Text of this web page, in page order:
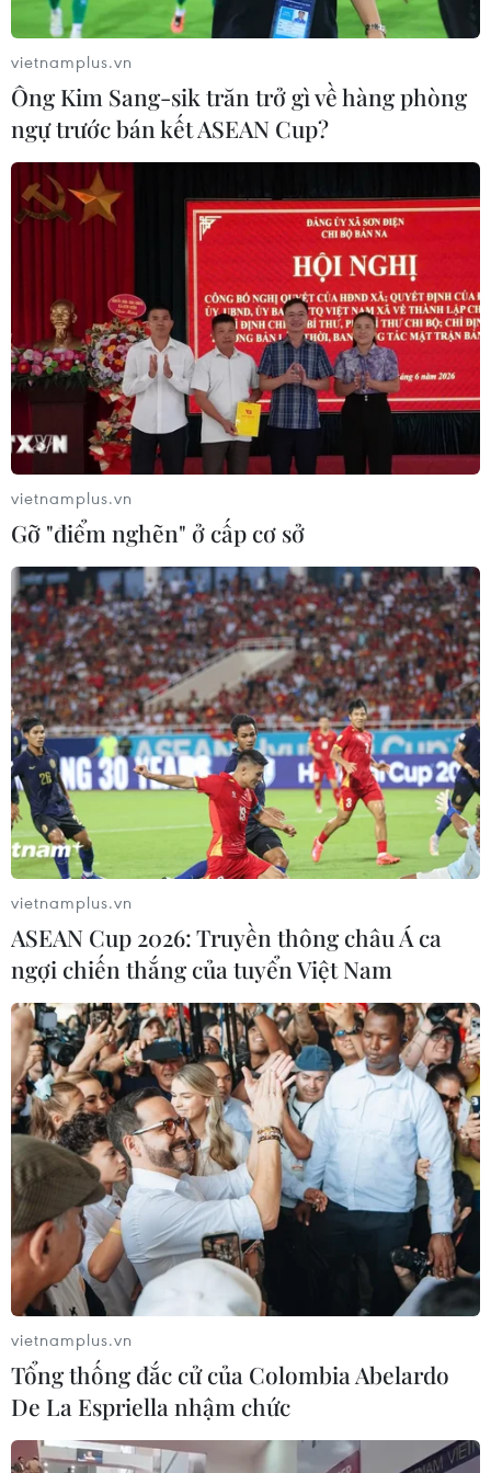
vietnamplus.vn
Ông Kim Sang-sik trăn trở gì về hàng phòng
ngự trước bán kết ASEAN Cup?
vietnamplus.vn
Gỡ "điểm nghẽn" ở cấp cơ sở
vietnamplus.vn
ASEAN Cup 2026: Truyền thông châu Á ca
ngợi chiến thắng của tuyển Việt Nam
vietnamplus.vn
Tổng thống đắc cử của Colombia Abelardo
De La Espriella nhậm chức